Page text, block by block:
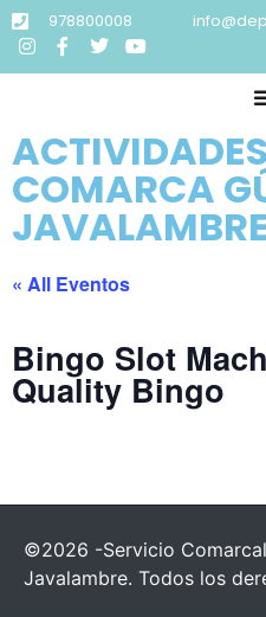
978800008
COMARCA
JAVALAMBRE
« All Eventos
Bingo Slot
Quality Bingo
©2026 -Servicio
Javalambre. Todos los